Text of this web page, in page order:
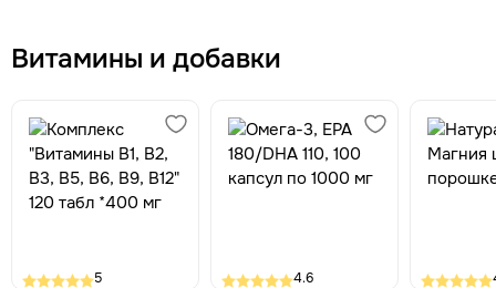
Витамины и добавки
5 4.6